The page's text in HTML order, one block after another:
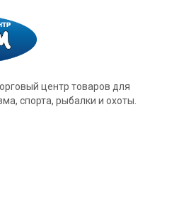
центр товаров для
спорта, рыбалки и охоты.